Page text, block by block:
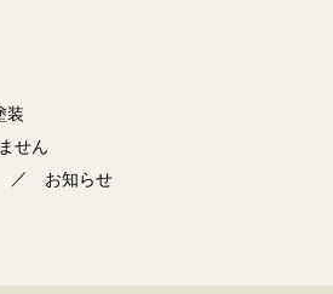
装
せん
／ お知らせ